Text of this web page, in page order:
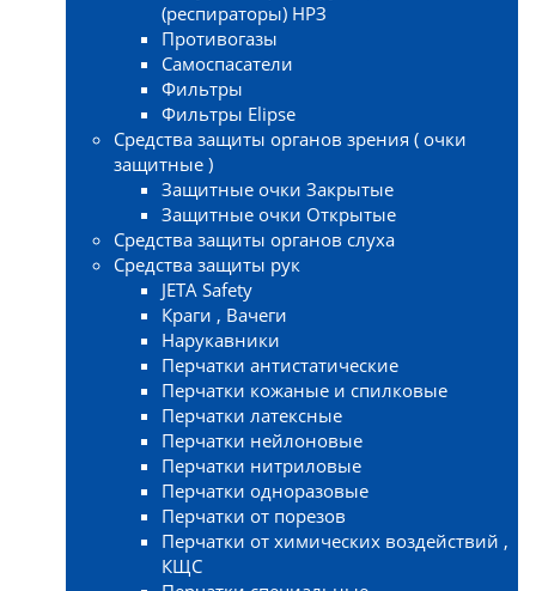
(респираторы) НРЗ
Противогазы
Самоспасатели
Фильтры
Фильтры Elipse
Средства защиты органов зрения ( очки
защитные )
Защитные очки Закрытые
Защитные очки Открытые
Средства защиты органов слуха
Средства защиты рук
JETA Safety
Краги , Вачеги
Нарукавники
Перчатки антистатические
Перчатки кожаные и спилковые
Перчатки латексные
Перчатки нейлоновые
Перчатки нитриловые
Перчатки одноразовые
Перчатки от порезов
Перчатки от химических воздействий ,
КЩС